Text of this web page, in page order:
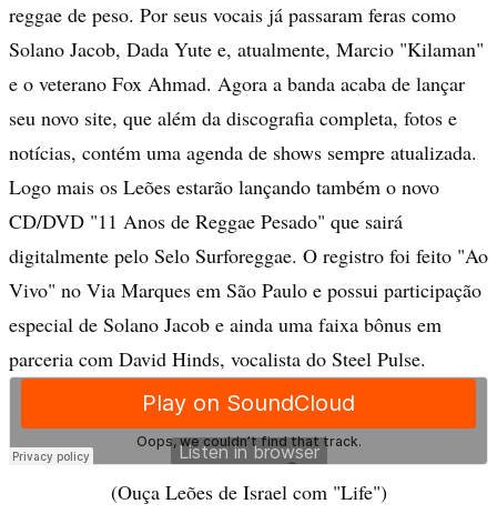
reggae de peso. Por seus vocais já passaram feras como
Solano Jacob, Dada Yute e, atualmente, Marcio "Kilaman"
e o veterano Fox Ahmad. Agora a banda acaba de lançar
seu novo site, que além da discografia completa, fotos e
notícias, contém uma agenda de shows sempre atualizada.
Logo mais os Leões estarão lançando também o novo
CD/DVD "11 Anos de Reggae Pesado" que sairá
digitalmente pelo Selo Surforeggae. O registro foi feito "Ao
Vivo" no Via Marques em São Paulo e possui participação
especial de Solano Jacob e ainda uma faixa bônus em
parceria com David Hinds, vocalista do Steel Pulse.
(Ouça Leões de Israel com "Life")